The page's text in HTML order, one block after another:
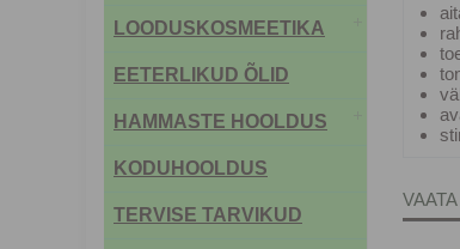
LOODUSKOSMEETIKA
EETERLIKUD ÕLID
HAMMASTE HOOLDUS
KODUHOOLDUS
TERVISE TARVIKUD